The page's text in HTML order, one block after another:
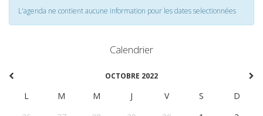
L'agenda ne contient aucune information pour les dates selectionnées
Calendrier
OCTOBRE 2022
L M M J V S
D